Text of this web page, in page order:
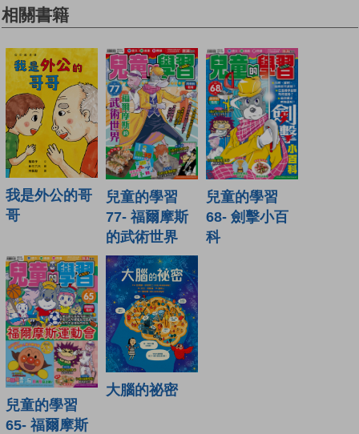
相關書籍
我是外公的哥
哥
兒童的學習
77- 福爾摩斯
的武術世界
兒童的學習
68- 劍擊小百
科
兒童的學習
65- 福爾摩斯
大腦的祕密